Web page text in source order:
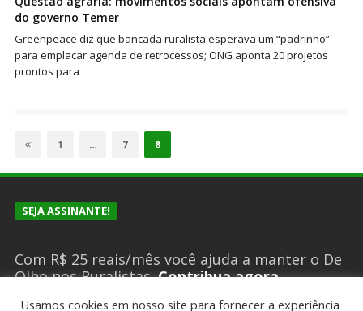
do governo Temer
Greenpeace diz que bancada ruralista esperava um “padrinho”
para emplacar agenda de retrocessos; ONG aponta 20 projetos
prontos para
de
Page
1 … Page
7 Page
8
SEJA ASSINANTE!
Com R$ 25 reais/mês você ajuda a manter o De
Olho nos Ruralistas.Contribua agora
Usamos cookies em nosso site para fornecer a experiência